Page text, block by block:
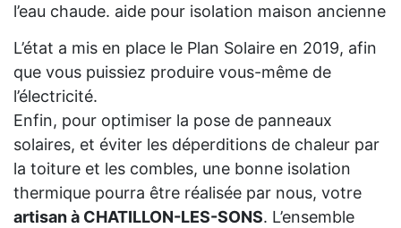
l’eau chaude. aide pour isolation maison ancienne
L’état a mis en place le Plan Solaire en 2019, afin
que vous puissiez produire vous-même de
l’électricité.
Enfin, pour optimiser la pose de panneaux
solaires, et éviter les déperditions de chaleur par
la toiture et les combles, une bonne isolation
thermique pourra être réalisée par nous, votre
artisan à CHATILLON-LES-SONS. L’ensemble